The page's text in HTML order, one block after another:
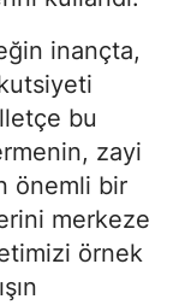
inançta,
bu
zayi
önemli bir
merkeze
örnek